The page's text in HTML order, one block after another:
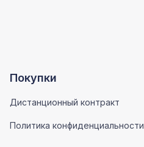
Покупки
Дистанционный контракт
Политика конфиденциальности